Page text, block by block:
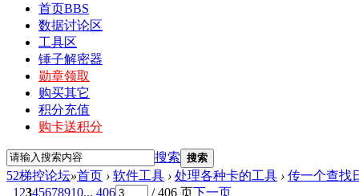
首页BBS
数据讨论区
工具区
锤子解密器
勋章领取
购买其它
积分充值
购卡送积分
搜索 搜索
52梯控论坛»首页 › 软件工具 › 处理各种卡的工具 › 传一个查找
1 2345678910... 406 / 406 页下一页